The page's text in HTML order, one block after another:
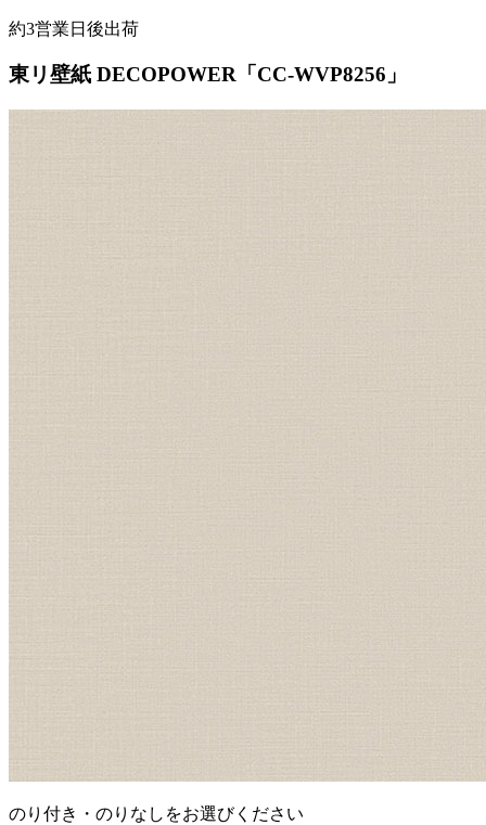
約3営業日後出荷
東リ壁紙 DECOPOWER「CC-WVP8256」
のり付き・のりなしをお選びください